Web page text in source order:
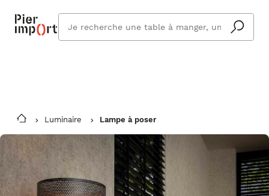
Vous êtes absent ? Pier Import s'adapte
et vous livre à votre retour.
En savoir plus
cherchez
vous ?
Luminaire Lampe à poser